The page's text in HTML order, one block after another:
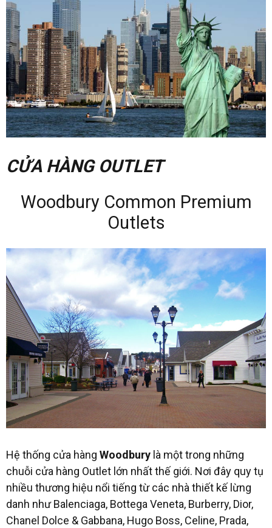
CỬA HÀNG OUTLET
Woodbury Common Premium
Outlets
Hệ thống cửa hàng Woodbury là một trong những
chuỗi cửa hàng Outlet lớn nhất thế giới. Nơi đây quy tụ
nhiều thương hiệu nổi tiếng từ các nhà thiết kế lừng
danh như Balenciaga, Bottega Veneta, Burberry, Dior,
Chanel Dolce & Gabbana, Hugo Boss, Celine, Prada,